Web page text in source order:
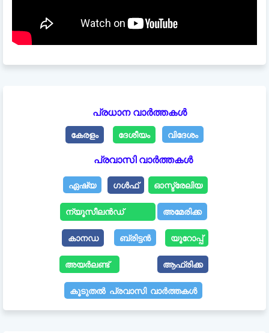
പ്രധാന വാർത്തകൾ
കേരളം ദേശീയം വിദേശം
പ്രവാസി വാർത്തകൾ
ഏഷ്യ ഗൾഫ് ഓസ്ട്രേലിയ
ന്യൂസീലൻഡ് അമേരിക്ക
കാനഡ ബ്രിട്ടൻ യൂറോപ്പ്
അയർലണ്ട് ആഫ്രിക്ക
കൂടുതൽ പ്രവാസി വാർത്തകൾ